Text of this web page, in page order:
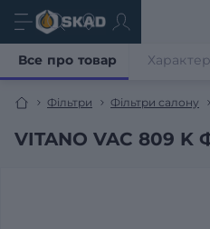
Фільтри Фільтри салону
VITANO VAC 809 K
Все про товар